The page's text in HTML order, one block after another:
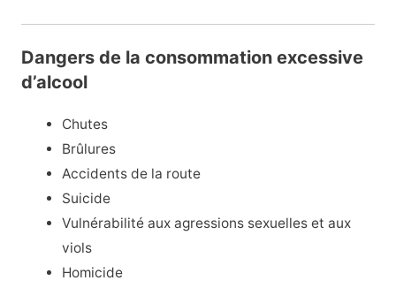
Dangers de la consommation excessive
d’alcool
Chutes
Brûlures
Accidents de la route
Suicide
Vulnérabilité aux agressions sexuelles et aux
viols
Homicide